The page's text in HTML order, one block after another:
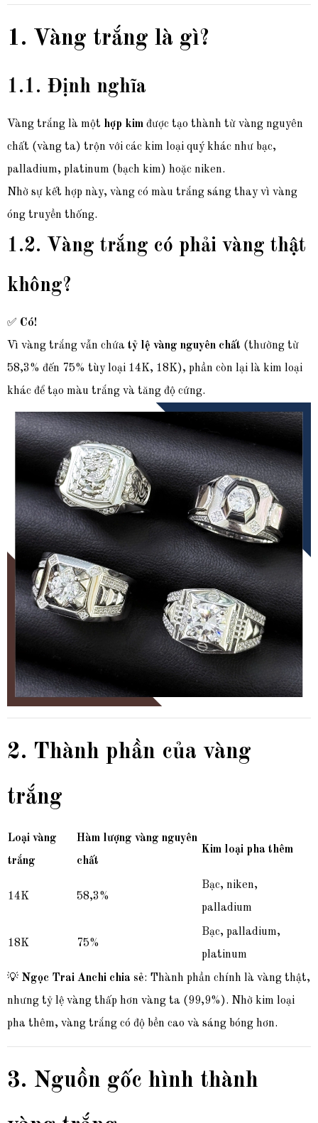
1. Vàng trắng là gì?
1.1. Định nghĩa
Vàng trắng là một hợp kim được tạo thành từ vàng nguyên
chất (vàng ta) trộn với các kim loại quý khác như bạc,
palladium, platinum (bạch kim) hoặc niken.
Nhờ sự kết hợp này, vàng có màu trắng sáng thay vì vàng
óng truyền thống.
1.2. Vàng trắng có phải vàng thật
không?
✅ Có!
Vì vàng trắng vẫn chứa tỷ lệ vàng nguyên chất (thường từ
58,3% đến 75% tùy loại 14K, 18K), phần còn lại là kim loại
khác để tạo màu trắng và tăng độ cứng.
2. Thành phần của vàng
trắng
Loại vàng
trắng
Hàm lượng vàng nguyên
chất
Kim loại pha thêm
14K 58,3%
Bạc, niken,
palladium
18K 75%
Bạc, palladium,
platinum
💡 Ngọc Trai Anchi chia sẻ: Thành phần chính là vàng thật,
nhưng tỷ lệ vàng thấp hơn vàng ta (99,9%). Nhờ kim loại
pha thêm, vàng trắng có độ bền cao và sáng bóng hơn.
3. Nguồn gốc hình thành